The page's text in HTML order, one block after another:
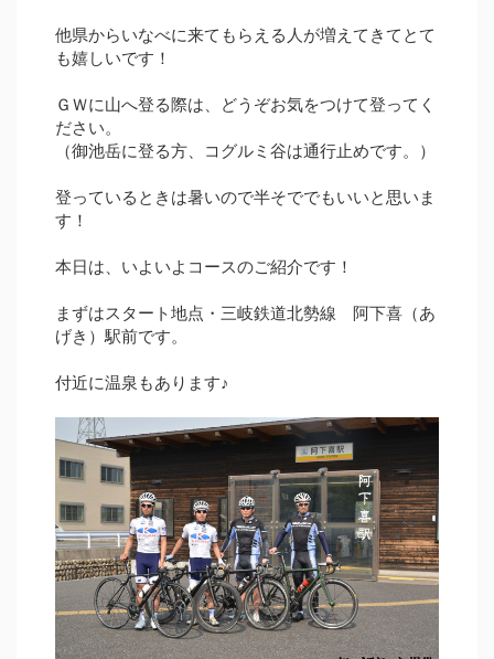
他県からいなべに来てもらえる人が増えてきてとて
も嬉しいです！
ＧＷに山へ登る際は、どうぞお気をつけて登ってく
ださい。
（御池岳に登る方、コグルミ谷は通行止めです。）
登っているときは暑いので半そででもいいと思いま
す！
本日は、いよいよコースのご紹介です！
まずはスタート地点・三岐鉄道北勢線 阿下喜（あ
げき）駅前です。
付近に温泉もあります♪